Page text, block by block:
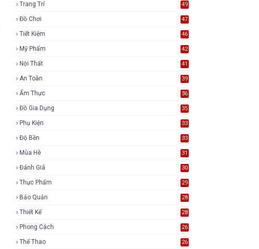
Trang Trí 49
Đồ Chơi 47
Tiết Kiệm 46
Mỹ Phẩm 42
Nội Thất 41
An Toàn 39
Ẩm Thực 36
Đồ Gia Dụng 35
Phụ Kiện 33
Độ Bền 33
Mùa Hè 31
Đánh Giá 30
Thực Phẩm 29
Bảo Quản 28
Thiết Kế 28
Phong Cách 26
Thể Thao 26